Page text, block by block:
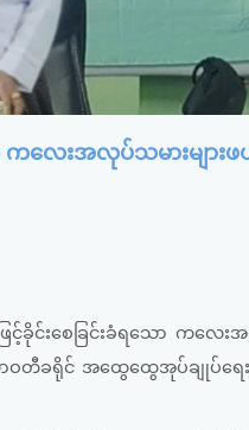
လေးအလုပ်သမားများဖ
စေခြင်းခံရသော ကလေးအလု
ခရိုင် အထွေထွေအုပ်ချုပ်ရေးဦ